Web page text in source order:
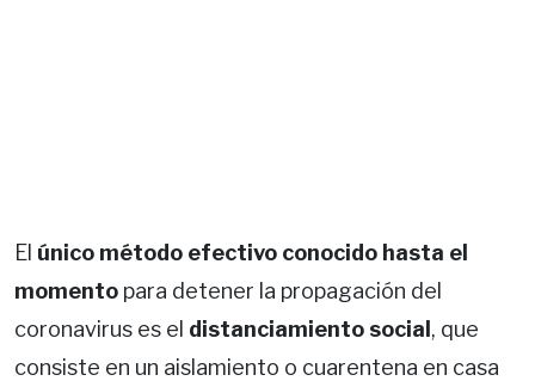
El único método efectivo conocido hasta el
momento para detener la propagación del
coronavirus es el distanciamiento social , que
consiste en un aislamiento o cuarentena en casa